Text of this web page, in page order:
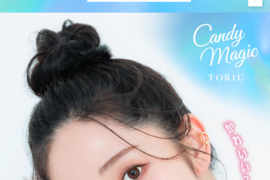
更に2025年にはブルーライトカット機能が独自の新技術で、より
自然に馴染む透明感あるレンズにリニューアル！
待望の乱視用カラコン candymagic toric（キャンディーマジッ
ク トーリック）も新登場しました。
より可愛く、より瞳に優しく進化し続けるブランドです。